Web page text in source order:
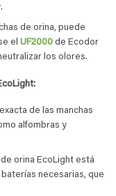
de orina, puede
el UF2000de Ecodor
los olores.
de las manchas
alfombras y
orina EcoLight está
necesarias, que